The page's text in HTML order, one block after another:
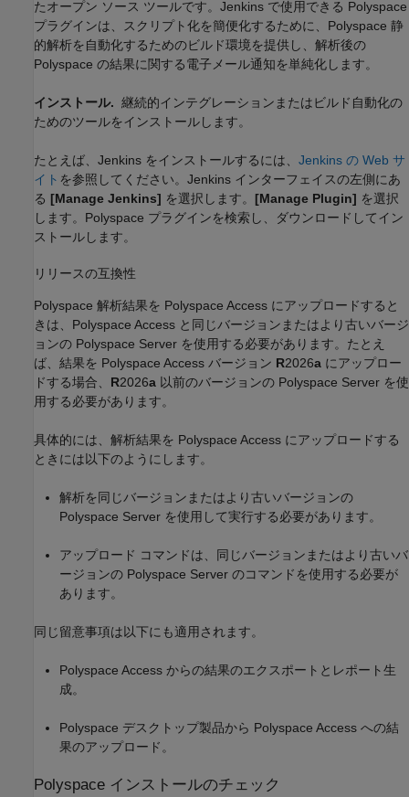
たオープン ソース ツールです。Jenkins で使用できる Polyspace
プラグインは、スクリプト化を簡便化するために、Polyspace 静
的解析を自動化するためのビルド環境を提供し、解析後の
Polyspace の結果に関する電子メール通知を単純化します。
インストール. 継続的インテグレーションまたはビルド自動化の
ためのツールをインストールします。
たとえば、Jenkins をインストールするには、 Jenkins の Web サ
イト を参照してください。Jenkins インターフェイスの左側にあ
る [Manage Jenkins] を選択します。 [Manage Plugin] を選択
します。Polyspace プラグインを検索し、ダウンロードしてイン
ストールします。
リリースの互換性
Polyspace 解析結果を Polyspace Access にアップロードすると
きは、 Polyspace Access と同じバージョンまたはより古いバージ
ョンの Polyspace Server を使用する必要があります。たとえ
ば、結果を Polyspace Access バージョン R2026a にアップロー
ドする場合、 R2026a 以前のバージョンの Polyspace Server を使
用する必要があります。
具体的には、解析結果を Polyspace Access にアップロードする
ときには以下のようにします。
解析を同じバージョンまたはより古いバージョンの
Polyspace Server を使用して実行する必要があります。
アップロード コマンドは、同じバージョンまたはより古いバ
ージョンの Polyspace Server のコマンドを使用する必要が
あります。
同じ留意事項は以下にも適用されます。
Polyspace Access からの結果のエクスポートとレポート生
成。
Polyspace デスクトップ製品から Polyspace Access への結
果のアップロード。
Polyspace インストールのチェック